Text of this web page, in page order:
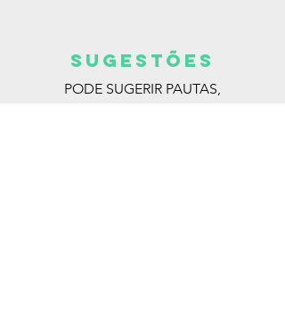
SUGESTões
PODE SUGERIR PAUTAS,